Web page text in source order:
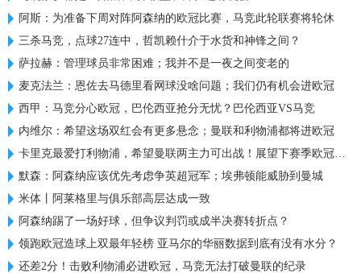
阿斯：为准备下周对阵阿森纳的欧冠比赛，马竞此轮联赛将轮休
三杀马竞，点球27连中，哲凯赖什介于水货和神锋之间？
萨拉赫：管理球员非常困难；我并不是一夜之间变老的
麦克法兰：恩佐去马德里看网球没啥问题；我们仍有机会进欧冠
西甲：马竞分心欧冠，巴伦西亚抢分无忧？巴伦西亚VS马竞
内维尔：希望这场双红会有更多悬念；曼联和利物浦都将进欧冠
卡里克最爱打利物浦，希望曼联两主力可出战！展望下赛季欧冠前景
默森：阿森纳应该优先考虑争英超冠军；埃弗顿能威胁到曼城
米体丨阿莱格里与俱乐部高层达成一致
阿森纳踢了一场好球，但争议判罚或成半决赛转折点？
领跑欧冠造球上双最年轻榜 亚马尔的华丽数据到底有没有水分？
还差2分！击败利物浦必进欧冠，马竞无法打破曼联的纪录